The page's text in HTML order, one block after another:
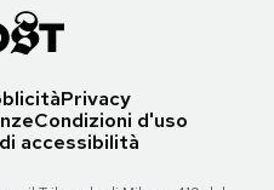
Privacy
Condizioni d'uso
accessibilità